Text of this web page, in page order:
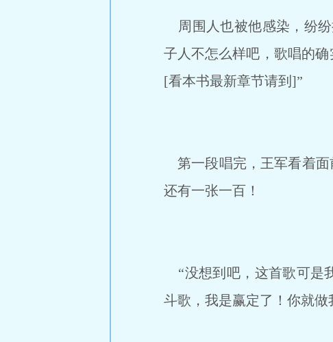
周围人也被他感染，纷纷
子人不怎么样吧，歌唱的
[看本书最新章节请到]”
第一段唱完，王军看着面
还有一张一百！
“没想到吧，这首歌可是
斗歌，我是赢定了！你就做